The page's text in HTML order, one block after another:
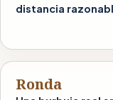
distancia
Ronda